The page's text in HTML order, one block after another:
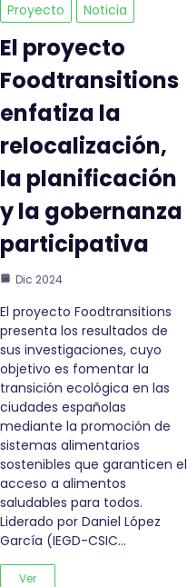
Proyecto Noticia
El proyecto
Foodtransitions
enfatiza la
relocalización,
la planificación
y la gobernanza
participativa
Dic 2024
El proyecto Foodtransitions
presenta los resultados de
sus investigaciones, cuyo
objetivo es fomentar la
transición ecológica en las
ciudades españolas
mediante la promoción de
sistemas alimentarios
sostenibles que garanticen el
acceso a alimentos
saludables para todos.
Liderado por Daniel López
García (IEGD-CSIC…
Ver